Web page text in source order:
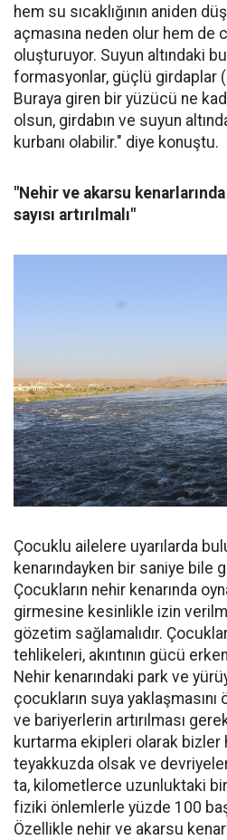
hem su sıcaklığının aniden
açmasına neden olur hem de
oluşturuyor. Suyun altındaki bu
formasyonlar, güçlü girdaplar
Buraya giren bir yüzücü ne
olsun, girdabın ve suyun
kurbanı olabilir." diye konuştu.
"Nehir ve akarsu kenarlarında
sayısı artırılmalı"
Çocuklu ailelere uyarılarda
kenarındayken bir saniye bile
Çocukların nehir kenarında
girmesine kesinlikle izin
gözetim sağlamalıdır.
tehlikeleri, akıntının gücü
Nehir kenarındaki park ve
çocukların suya
ve bariyerlerin artırılması
kurtarma ekipleri olarak bizler
teyakkuzda olsak ve
ta, kilometlerce uzunluktaki
fiziki önlemlerle yüzde 100
Özellikle nehir ve akarsu